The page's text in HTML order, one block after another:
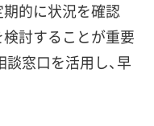
期的に状況を確認
検討することが重要
窓口を活用し、早